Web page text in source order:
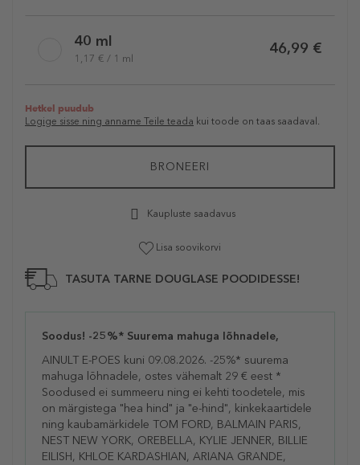
40 ml
1,17 € / 1 ml
46,99 €
Hetkel puudub
Logige sisse ning anname Teile teada kui toode on taas saadaval.
BRONEERI
Kaupluste saadavus
Lisa soovikorvi
TASUTA TARNE DOUGLASE POODIDESSE!
Soodus! -25%* Suurema mahuga lõhnadele,
AINULT E-POES kuni 09.08.2026. -25%* suurema
mahuga lõhnadele, ostes vähemalt 29 € eest *
Soodused ei summeeru ning ei kehti toodetele, mis
on märgistega "hea hind" ja "e-hind", kinkekaartidele
ning kaubamärkidele TOM FORD, BALMAIN PARIS,
NEST NEW YORK, OREBELLA, KYLIE JENNER, BILLIE
EILISH, KHLOE KARDASHIAN, ARIANA GRANDE,